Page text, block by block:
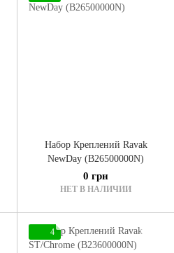
Набор Креплений Ravak
NewDay (B26500000N)
0 грн
НЕТ В НАЛИЧИИ
4